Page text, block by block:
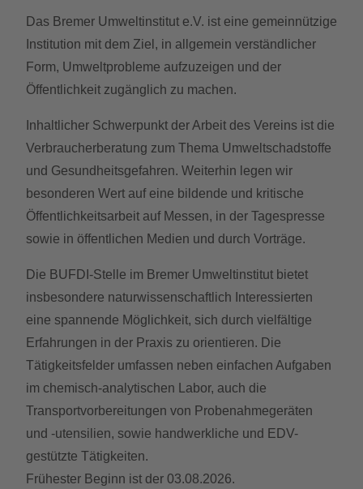
Das Bremer Umweltinstitut e.V. ist eine gemeinnützige
Institution mit dem Ziel, in allgemein verständlicher
Form, Umweltprobleme aufzuzeigen und der
Öffentlichkeit zugänglich zu machen.
Inhaltlicher Schwerpunkt der Arbeit des Vereins ist die
Verbraucherberatung zum Thema Umweltschadstoffe
und Gesundheitsgefahren. Weiterhin legen wir
besonderen Wert auf eine bildende und kritische
Öffentlichkeitsarbeit auf Messen, in der Tagespresse
sowie in öffentlichen Medien und durch Vorträge.
Die BUFDI-Stelle im Bremer Umweltinstitut bietet
insbesondere naturwissenschaftlich Interessierten
eine spannende Möglichkeit, sich durch vielfältige
Erfahrungen in der Praxis zu orientieren. Die
Tätigkeitsfelder umfassen neben einfachen Aufgaben
im chemisch-analytischen Labor, auch die
Transportvorbereitungen von Probenahmegeräten
und -utensilien, sowie handwerkliche und EDV-
gestützte Tätigkeiten.
Frühester Beginn ist der 03.08.2026.